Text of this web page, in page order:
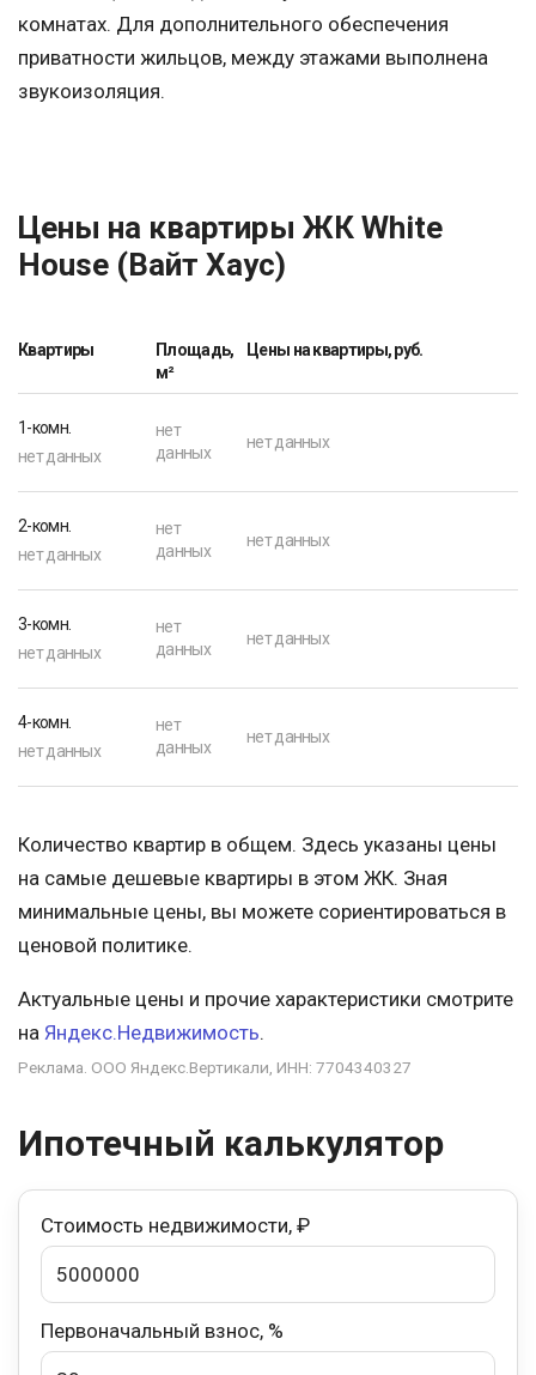
комнатах. Для дополнительного обеспечения
приватности жильцов, между этажами выполнена
звукоизоляция.
Цены на квартиры ЖК White
House (Вайт Хаус)
Квартиры
Площадь,
м²
Цены на квартиры, руб.
1-комн.
нет данных
нет
данных
нет данных
2-комн.
нет данных
нет
данных
нет данных
3-комн.
нет данных
нет
данных
нет данных
4-комн.
нет данных
нет
данных
нет данных
Количество квартир в общем. Здесь указаны цены
на самые дешевые квартиры в этом ЖК. Зная
минимальные цены, вы можете сориентироваться в
ценовой политике.
Актуальные цены и прочие характеристики смотрите
на Яндекс.Недвижимость.
Реклама. ООО Яндекс.Вертикали, ИНН: 7704340327
Ипотечный калькулятор
Стоимость недвижимости, ₽
Первоначальный взнос, %